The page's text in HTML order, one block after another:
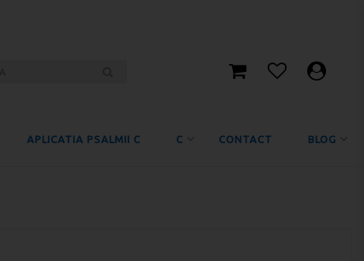
APLICATIA PSALMII C C CONTACT BLOG